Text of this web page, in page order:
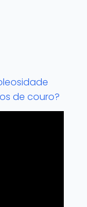
de couro?